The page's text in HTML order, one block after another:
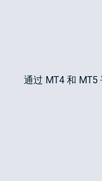
通过 MT4 和 MT5